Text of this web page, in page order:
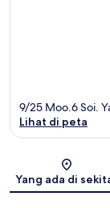
9/25 Moo.6 Soi.
Lihat di peta
Yang ada di